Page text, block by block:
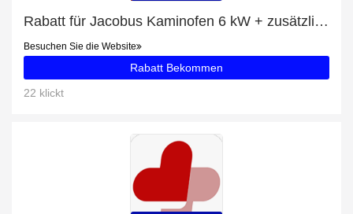
Rabatt für Jacobus Kaminofen 6 kW + zusätzlicher 22%-Rabattgutschein
Besuchen Sie die Website
Rabatt Bekommen
22 klickt